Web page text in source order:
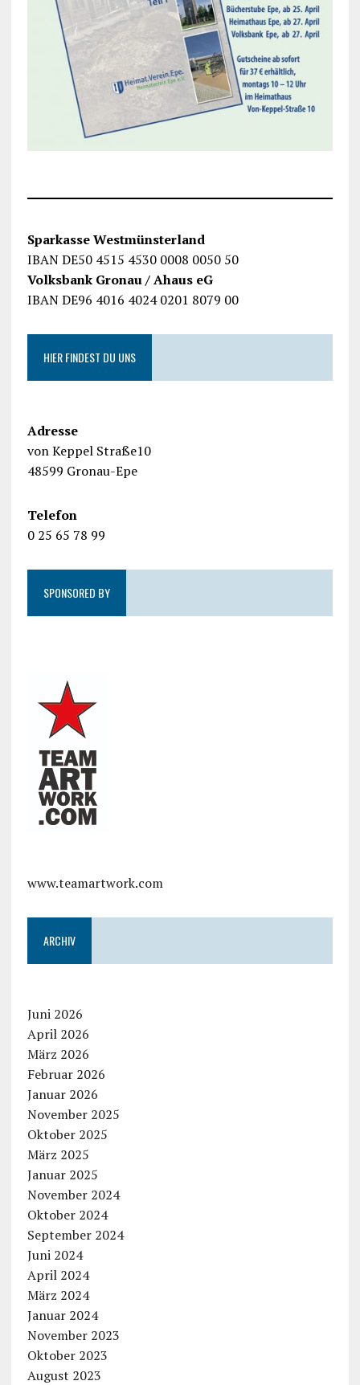
Sparkasse Westmünsterland
IBAN DE50 4515 4530 0008 0050 50
Volksbank Gronau / Ahaus eG
IBAN DE96 4016 4024 0201 8079 00
HIER FINDEST DU UNS
Adresse
von Keppel Straße10
48599 Gronau-Epe
Telefon
0 25 65 78 99
SPONSORED BY
www.teamartwork.com
ARCHIV
Juni 2026
April 2026
März 2026
Februar 2026
Januar 2026
November 2025
Oktober 2025
März 2025
Januar 2025
November 2024
Oktober 2024
September 2024
Juni 2024
April 2024
März 2024
Januar 2024
November 2023
Oktober 2023
August 2023